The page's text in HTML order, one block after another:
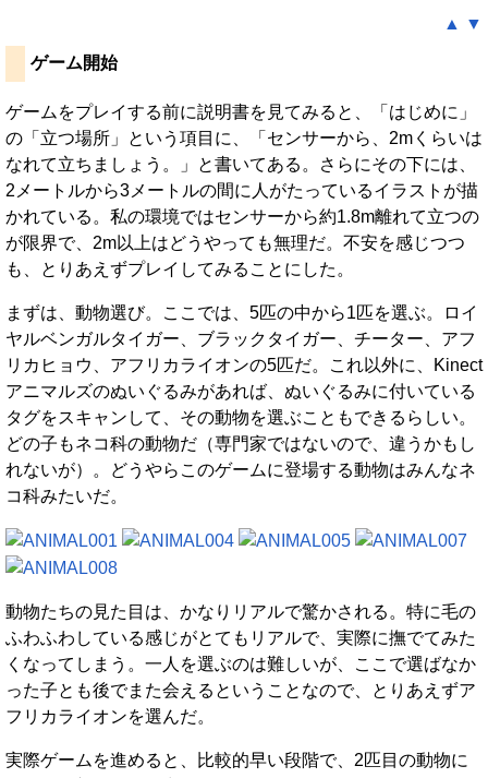
▲ ▼
ゲーム開始
ゲームをプレイする前に説明書を見てみると、「はじめに」
の「立つ場所」という項目に、「センサーから、2mくらいは
なれて立ちましょう。」と書いてある。さらにその下には、
2メートルから3メートルの間に人がたっているイラストが描
かれている。私の環境ではセンサーから約1.8m離れて立つの
が限界で、2m以上はどうやっても無理だ。不安を感じつつ
も、とりあえずプレイしてみることにした。
まずは、動物選び。ここでは、5匹の中から1匹を選ぶ。ロイ
ヤルベンガルタイガー、ブラックタイガー、チーター、アフ
リカヒョウ、アフリカライオンの5匹だ。これ以外に、Kinect
アニマルズのぬいぐるみがあれば、ぬいぐるみに付いている
タグをスキャンして、その動物を選ぶこともできるらしい。
どの子もネコ科の動物だ（専門家ではないので、違うかもし
れないが）。どうやらこのゲームに登場する動物はみんなネ
コ科みたいだ。
動物たちの見た目は、かなりリアルで驚かされる。特に毛の
ふわふわしている感じがとてもリアルで、実際に撫でてみた
くなってしまう。一人を選ぶのは難しいが、ここで選ばなか
った子とも後でまた会えるということなので、とりあえずア
フリカライオンを選んだ。
実際ゲームを進めると、比較的早い段階で、2匹目の動物に